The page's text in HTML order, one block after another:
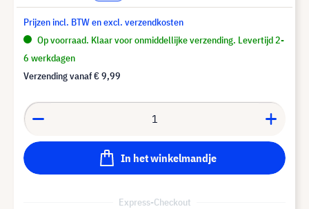
Prijzen incl. BTW en excl. verzendkosten
Op voorraad. Klaar voor onmiddellijke verzending. Levertijd 2-
6 werkdagen
Verzending vanaf€ 9,99
In het winkelmandje
Express-Checkout